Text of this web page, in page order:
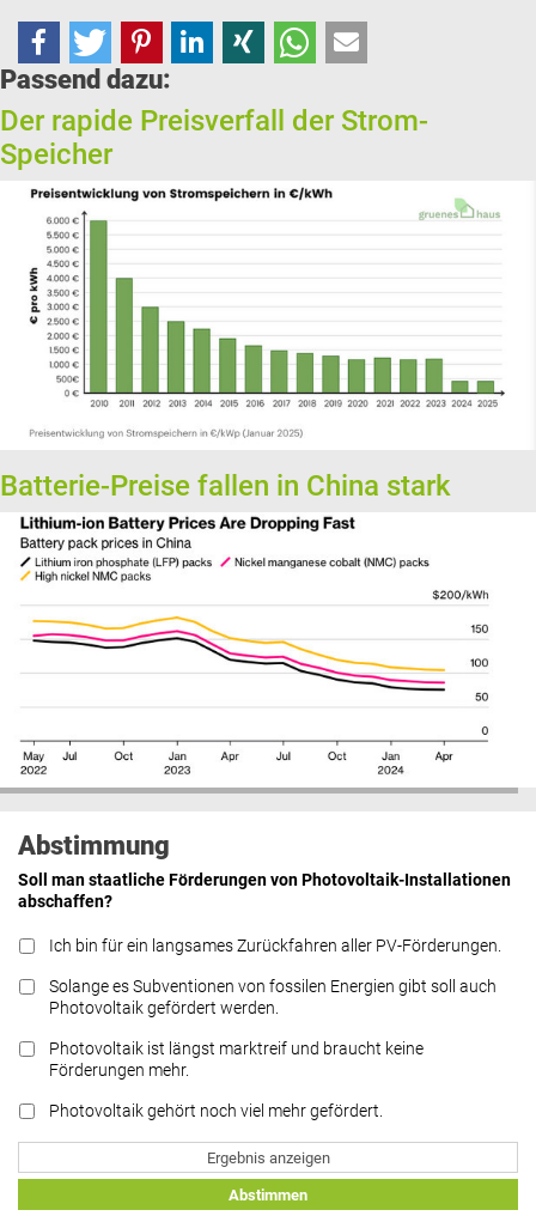
Passend dazu:
Der rapide Preisverfall der Strom-
Speicher
Batterie-Preise fallen in China stark
Abstimmung
Soll man staatliche Förderungen von Photovoltaik-Installationen
abschaffen?
Ich bin für ein langsames Zurückfahren aller PV-Förderungen.
Solange es Subventionen von fossilen Energien gibt soll auch
Photovoltaik gefördert werden.
Photovoltaik ist längst marktreif und braucht keine
Förderungen mehr.
Photovoltaik gehört noch viel mehr gefördert.
Ergebnis anzeigen
Abstimmen